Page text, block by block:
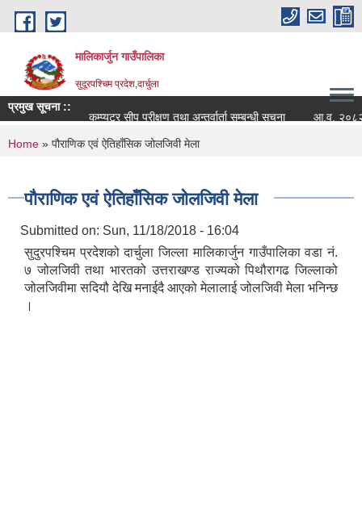
Skip to main content
मालिकार्जुन गाउँपालिका
सुदूरपश्चिम प्रदेश,दार्चुला
प्रमुख सूचना ::
कम्प्युटर सीप परीक्षण तथा अन्तर्वार्ता सम्बन्धी सूचना
आ.व. २०८२/
You are here
Home » पौराणिक एवं ऐतिहाँसिक जोलजिवी मेला
पौराणिक एवं ऐतिहाँसिक जोलजिवी मेला
Submitted on: Sun, 11/18/2018 - 16:04
सुदुरपश्चिम प्रदेशको दार्चुला जिल्ला मालिकार्जुन गाउँपालिका वडा नं.
७ जोलजिवी तथा भारतको उत्तराखण्ड राज्यको पिथौरागढ जिल्लाको
जोलजिवीमा सदियौ देखि मनाईदै आएको मेलालाई जोलजिवी मेला भनिन्छ
।